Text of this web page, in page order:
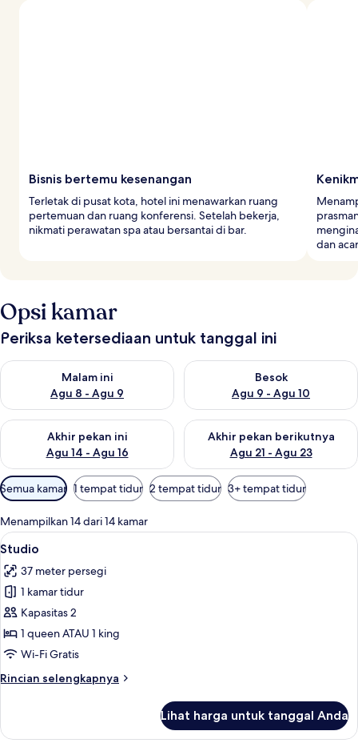
Bisnis bertemu kesenangan
Terletak di pusat kota, hotel ini menawarkan ruang
pertemuan dan ruang konferensi. Setelah bekerja,
nikmati perawatan spa atau bersantai di bar.
dan
Opsi kamar
Periksa ketersediaan untuk tanggal ini
Malam ini
Agu 8 - Agu 9
Periksa ketersediaan untuk malam ini Agu 8 - Agu 9
Besok
Agu 9 - Agu 10
Periksa ketersediaan untuk
Akhir pekan ini
Agu 14 - Agu 16
Periksa ketersediaan untuk akhir pekan ini Agu 14 - Agu 16
Akhir pekan berikutnya
Agu 21 - Agu 23
Periksa ketersediaan untuk
Filter
tersedia
untuk
kamar
Semua kamar 1 tempat tidur 2 tempat tidur 3+ tempat tidur
Menampilkan 14 dari 14 kamar
Lihat
semua
foto
untuk
Studio
Studio | Seprai antialergi, isi minibar
6
Studio
37 meter persegi
1 kamar tidur
Kapasitas 2
1 queen ATAU 1 king
Wi-Fi Gratis
Rincian selengkapnya
Rincian
Studio
Lihat harga untuk tanggal Anda